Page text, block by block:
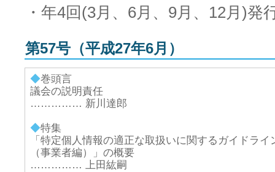
・年4回(3月、6月、9月、12月)発
第57号（平成27年6月）
◆巻頭言
議会の説明責任
…………… 新川達郎
◆特集
「特定個人情報の適正な取扱いに関するガイドライ
（事業者編）」の概要
…………… 上田紘嗣